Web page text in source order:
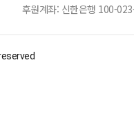
후원계좌: 신한은행 100-